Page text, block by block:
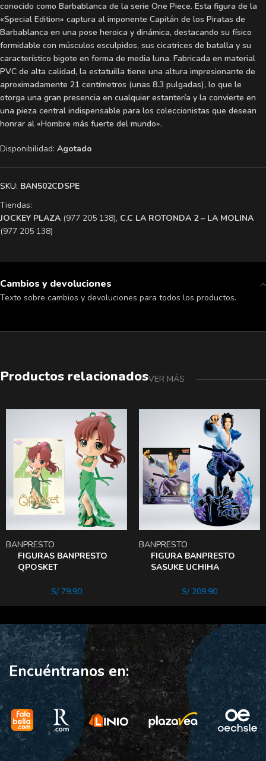
conocido como Barbablanca de la serie One Piece. Esta figura de la
«Special Edition» captura al imponente Capitán de los Piratas de
Barbablanca en una pose heroica y dinámica, destacando su físico
formidable con músculos esculpidos, sus cicatrices de batalla y su
característico bigote en forma de media luna. Fabricada en material
PVC de alta calidad, la estatuilla tiene una altura impresionante de
aproximadamente 21 centímetros (unas 8.3 pulgadas), lo que le
otorga una gran presencia en cualquier estantería y la convierte en
una pieza central indispensable para los coleccionistas que desean
honrar al «Hombre más fuerte del mundo».
Disponibilidad: Agotado
SKU: BAN502CDSPE
Tiendas:
​JOCKEY PLAZA (977 205 138), ​C.C LA ROTONDA 2 – LA MOLINA
(977 205 138)
Cambios y devoluciones
Texto sobre cambios y devoluciones para todos los productos.
Productos relacionadosVER MÁS
FIGURAS BANPRESTO
QPOSKET
PRINCESS Jupiter
BANPRESTO
S/79.90
FIGURA BANPRESTO
SASUKE UCHIHA
orochimaru
BANPRESTO
S/209.90
Encuéntranos en: